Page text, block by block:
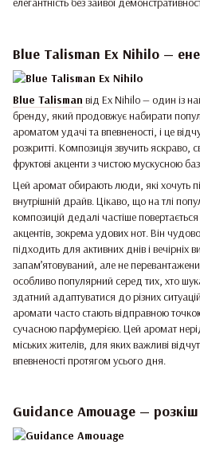
Blue Talisman Ex Nihilo —
Blue Talisman від Ex Nihilo — один із
бренду, який продовжує набирати
ароматом удачі та впевненості, і це
розкритті. Композиція звучить
фруктові акценти з чистою мускусною
Цей аромат обирають люди, які хочуть
внутрішній драйв. Цікаво, що на тлі
композицій дедалі частіше
акцентів, зокрема удових нот. Він
підходить для активних днів і вечірніх
запам’ятовуваний, але не
особливо популярний серед тих, хто
здатний адаптуватися до різних
аромати часто стають відправною
сучасною парфумерією. Цей аромат
міських жителів, для яких важливі
впевненості протягом усього дня.
Guidance Amouage —